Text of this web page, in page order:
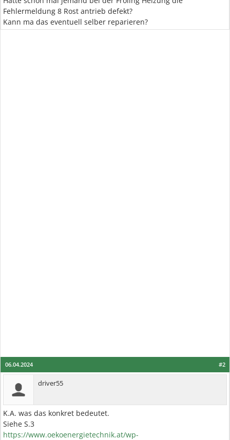
Fehlermeldung 8 Rost antrieb defekt?
Kann ma das eventuell selber reparieren?
#2
06.04.2024
driver55
K.A. was das konkret bedeutet.
Siehe S.3
https://www.oekoenergietechnik.at/wp-